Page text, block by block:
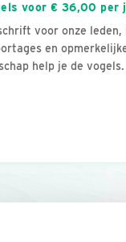
voor € 36,00 per
voor onze leden,
en
help je de vogels.